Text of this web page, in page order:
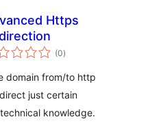
Https
(0total
aprecieri
)
domain from/to http
just certain
knowledge.